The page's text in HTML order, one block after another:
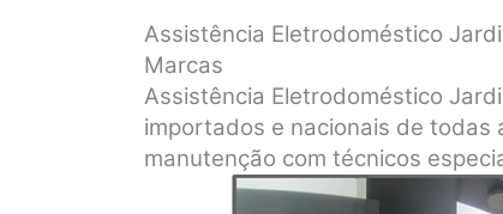
Assistência Eletrodoméstico
Marcas
Assistência Eletrodoméstico
importados e nacionais de todas
manutenção com técnicos